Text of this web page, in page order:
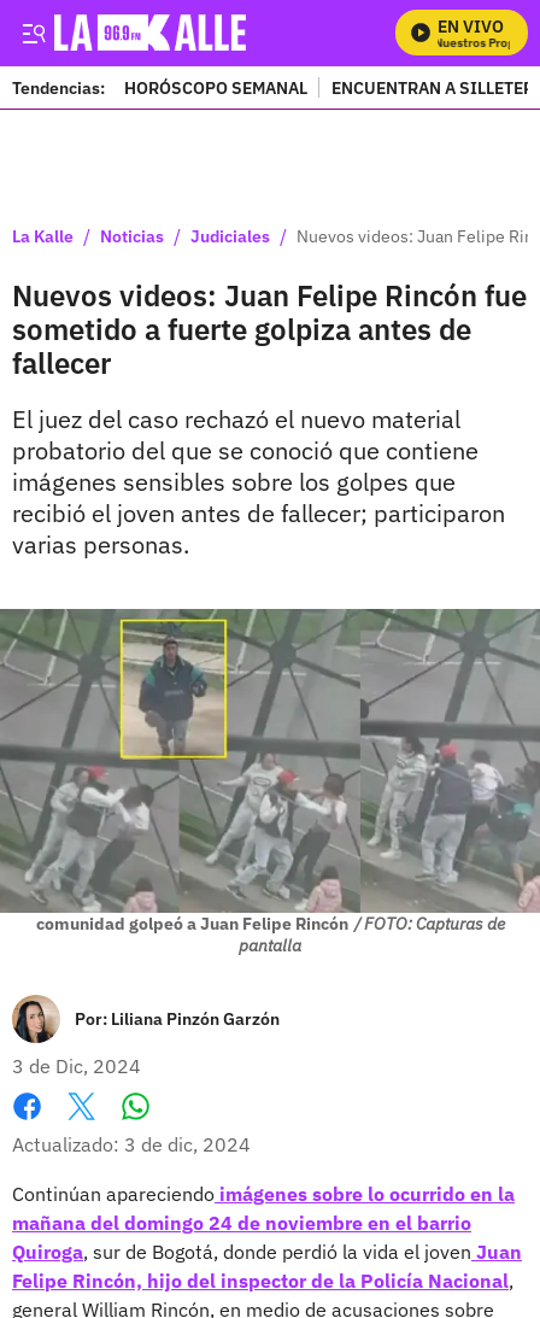
EN VIVO
Mira Todos Nuestros Programas
Tendencias: HORÓSCOPO SEMANAL ENCUENTRAN A
La Kalle / Noticias / Judiciales / Nuevos videos: Juan Felipe
Nuevos videos: Juan Felipe Rincón fue
sometido a fuerte golpiza antes de
fallecer
El juez del caso rechazó el nuevo material
probatorio del que se conoció que contiene
imágenes sensibles sobre los golpes que
recibió el joven antes de fallecer; participaron
varias personas.
comunidad golpeó a Juan Felipe Rincón / FOTO: Capturas de
pantalla
Por: Liliana Pinzón Garzón
3 de Dic, 2024
Facebook
X
Actualizado: 3 de dic, 2024
Continúan apareciendo imágenes sobre lo ocurrido en la
mañana del domingo 24 de noviembre en el barrio
Quiroga, sur de Bogotá, donde perdió la vida el joven Juan
Felipe Rincón, hijo del inspector de la Policía Nacional,
general William Rincón, en medio de acusaciones sobre